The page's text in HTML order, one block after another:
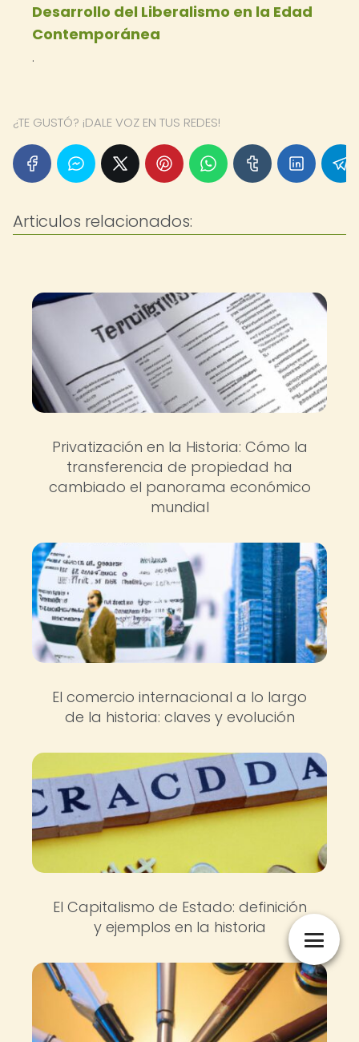
Desarrollo del Liberalismo en la Edad
Contemporánea
.
¿TE GUSTÓ? ¡DALE VOZ EN TUS REDES!
Articulos relacionados:
Privatización en la Historia: Cómo la
transferencia de propiedad ha
cambiado el panorama económico
mundial
El comercio internacional a lo largo
de la historia: claves y evolución
El Capitalismo de Estado: definición
y ejemplos en la historia